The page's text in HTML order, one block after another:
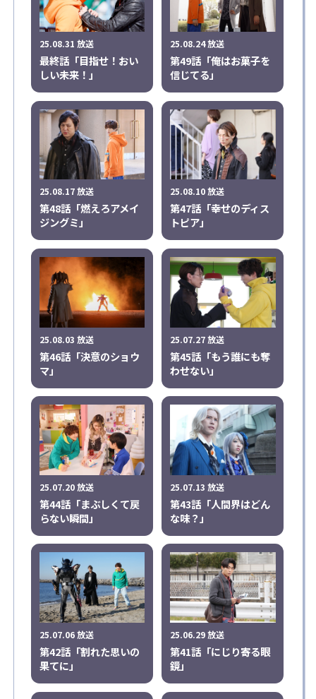
25.08.31 放送
最終話「目指せ！おい
しい未来！」
25.08.24 放送
第49話「俺はお菓子を
信じてる」
25.08.17 放送
第48話「燃えろアメイ
ジングミ」
25.08.10 放送
第47話「幸せのディス
トピア」
25.08.03 放送
第46話「決意のショウ
マ」
25.07.27 放送
第45話「もう誰にも奪
わせない」
25.07.20 放送
第44話「まぶしくて戻
らない瞬間」
25.07.13 放送
第43話「人間界はどん
な味？」
25.07.06 放送
第42話「割れた思いの
果てに」
25.06.29 放送
第41話「にじり寄る眼
鏡」